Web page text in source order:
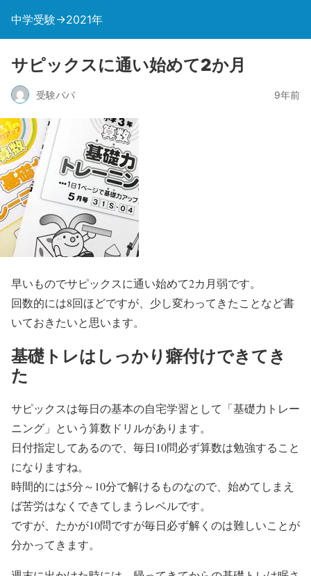
中学受験→2021年
サピックスに通い始めて2か月
受験パパ 9年前
早いものでサピックスに通い始めて2カ月弱です。
回数的には8回ほどですが、少し変わってきたことなど書
いておきたいと思います。
基礎トレはしっかり癖付けできてき
た
サピックスは毎日の基本の自宅学習として「基礎力トレー
ニング」という算数ドリルがあります。
日付指定してあるので、毎日10問必ず算数は勉強すること
になりますね。
時間的には5分～10分で解けるものなので、始めてしまえ
ば苦労はなくできてしまうレベルです。
ですが、たかが10問ですが毎日必ず解くのは難しいことが
分かってきます。